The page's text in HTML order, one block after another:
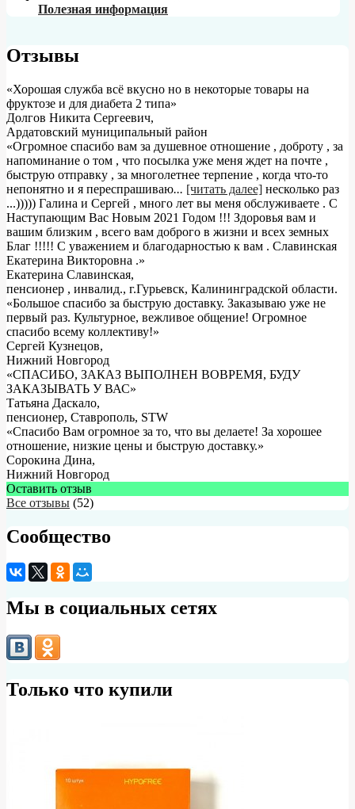
Полезная информация
Отзывы
«Хорошая служба всё вкусно но в некоторые товары на
фруктозе и для диабета 2 типа»
Долгов Никита Сергеевич,
Ардатовский муниципальный район
«Огромное спасибо вам за душевное отношение , доброту , за
напоминание о том , что посылка уже меня ждет на почте ,
быструю отправку , за многолетнее терпение , когда что-то
непонятно и я переспрашиваю... [читать далее] несколько раз
...))))) Галина и Сергей , много лет вы меня обслуживаете . С
Наступающим Вас Новым 2021 Годом !!! Здоровья вам и
вашим близким , всего вам доброго в жизни и всех земных
Благ !!!!! С уважением и благодарностью к вам . Славинская
Екатерина Викторовна .»
Екатерина Славинская,
пенсионер , инвалид., г.Гурьевск, Калининградской области.
«Большое спасибо за быструю доставку. Заказываю уже не
первый раз. Культурное, вежливое общение! Огромное
спасибо всему коллективу!»
Сергей Кузнецов,
Нижний Новгород
«СПАСИБО, ЗАКАЗ ВЫПОЛНЕН ВОВРЕМЯ, БУДУ
ЗАКАЗЫВАТЬ У ВАС»
Татьяна Даскало,
пенсионер, Ставрополь, STW
«Спасибо Вам огромное за то, что вы делаете! За хорошее
отношение, низкие цены и быструю доставку.»
Сорокина Дина,
Нижний Новгород
Оставить отзыв
Все отзывы (52)
Сообщество
Мы в социальных сетях
Только что купили